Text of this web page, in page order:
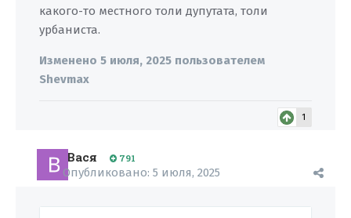
какого-то местного толи дупутата, толи
урбаниста.
Изменено 5 июля, 2025 пользователем
Shevmax
1
Вася 791
Опубликовано: 5 июля, 2025